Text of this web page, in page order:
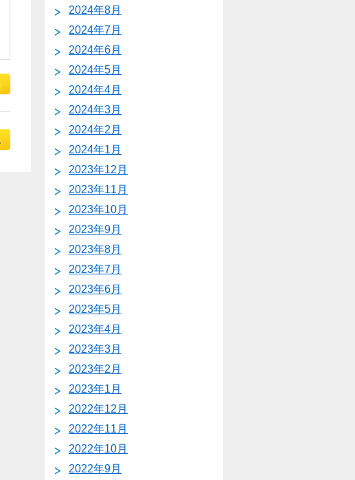
2024年8月
2024年7月
2024年6月
2024年5月
2024年4月
2024年3月
2024年2月
2024年1月
2023年12月
2023年11月
2023年10月
2023年9月
2023年8月
2023年7月
2023年6月
2023年5月
2023年4月
2023年3月
2023年2月
2023年1月
2022年12月
2022年11月
2022年10月
2022年9月